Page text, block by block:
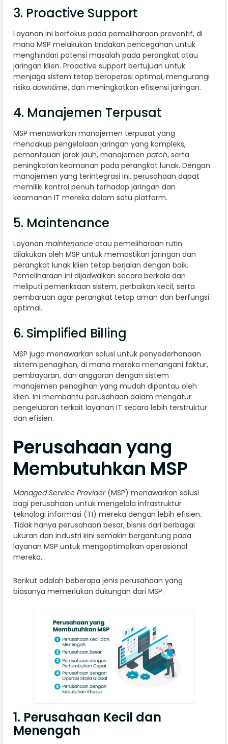
3. Proactive Support
Layanan ini berfokus pada pemeliharaan preventif, di
mana MSP melakukan tindakan pencegahan untuk
menghindari potensi masalah pada perangkat atau
jaringan klien. Proactive support bertujuan untuk
menjaga sistem tetap beroperasi optimal, mengurangi
risiko downtime, dan meningkatkan efisiensi jaringan.
4. Manajemen Terpusat
MSP menawarkan manajemen terpusat yang
mencakup pengelolaan jaringan yang kompleks,
pemantauan jarak jauh, manajemen patch, serta
peningkatan keamanan pada perangkat lunak. Dengan
manajemen yang terintegrasi ini, perusahaan dapat
memiliki kontrol penuh terhadap jaringan dan
keamanan IT mereka dalam satu platform.
5. Maintenance
Layanan maintenance atau pemeliharaan rutin
dilakukan oleh MSP untuk memastikan jaringan dan
perangkat lunak klien tetap berjalan dengan baik.
Pemeliharaan ini dijadwalkan secara berkala dan
meliputi pemeriksaan sistem, perbaikan kecil, serta
pembaruan agar perangkat tetap aman dan berfungsi
optimal.
6. Simplified Billing
MSP juga menawarkan solusi untuk penyederhanaan
sistem penagihan, di mana mereka menangani faktur,
pembayaran, dan anggaran dengan sistem
manajemen penagihan yang mudah dipantau oleh
klien. Ini membantu perusahaan dalam mengatur
pengeluaran terkait layanan IT secara lebih terstruktur
dan efisien.
Perusahaan yang
Membutuhkan MSP
Managed Service Provider(MSP) menawarkan solusi
bagi perusahaan untuk mengelola infrastruktur
teknologi informasi (TI) mereka dengan lebih efisien.
Tidak hanya perusahaan besar, bisnis dari berbagai
ukuran dan industri kini semakin bergantung pada
layanan MSP untuk mengoptimalkan operasional
mereka.
Berikut adalah beberapa jenis perusahaan yang
biasanya memerlukan dukungan dari MSP:
1. Perusahaan Kecil dan
Menengah